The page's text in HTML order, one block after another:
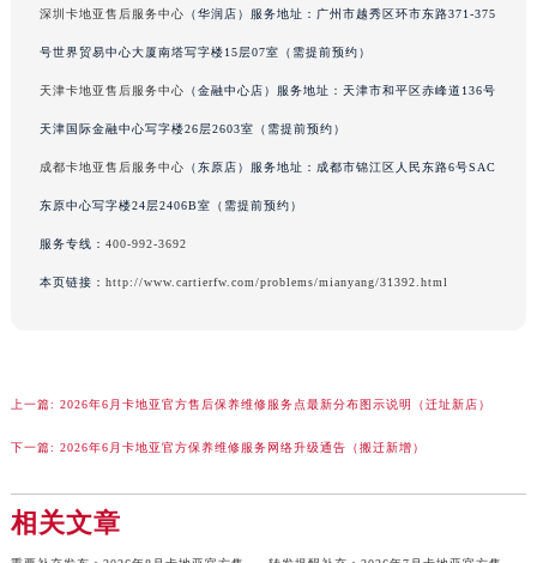
深圳卡地亚售后服务中心 （华润店）服务地址：广州市越秀区环市东路371-375
号世界贸易中心大厦南塔写字楼15层07室（需提前预约）
天津卡地亚售后服务中心 （金融中心店）服务地址：天津市和平区赤峰道136号
天津国际金融中心写字楼26层2603室（需提前预约）
成都卡地亚售后服务中心 （东原店）服务地址：成都市锦江区人民东路6号SAC
东原中心写字楼24层2406B室（需提前预约）
服务专线： 400-992-3692
本页链接： http://www.cartierfw.com/problems/mianyang/31392.html
上一篇: 2026年6月卡地亚官方售后保养维修服务点最新分布图示说明（迁址新店）
下一篇: 2026年6月卡地亚官方保养维修服务网络升级通告（搬迁新增）
相关文章